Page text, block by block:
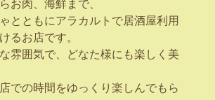
お肉、海鮮まで、
とともにアラカルトで居酒屋利用
るお店です。
雰囲気で、どなた様にも楽しく美
での時間をゆっくり楽しんでもら